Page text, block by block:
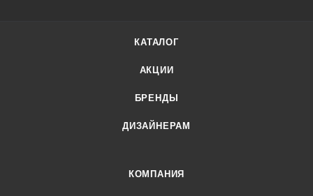
КАТАЛОГ
АКЦИИ
БРЕНДЫ
ДИЗАЙНЕРАМ
КОМПАНИЯ